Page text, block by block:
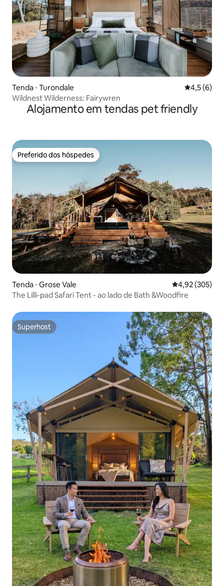
Tenda ⋅ Turondale 4,5 de
4,5 (6)
Wildnest Wilderness: Fairywren
Alojamento em tendas pet friendly
Preferido dos hóspedes
Preferido dos hóspedes
Tenda ⋅ Grose Vale 4,92 de uma
4,92 (305)
The Lilli-pad Safari Tent - ao lado de Bath &Woodfire
Superhost
Superhost